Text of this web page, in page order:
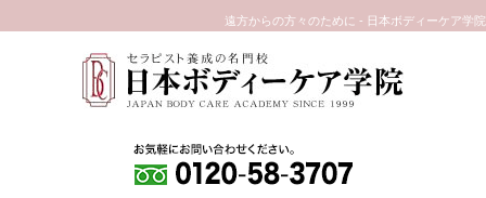
遠方からの方々のために - 日本ボディーケア学院